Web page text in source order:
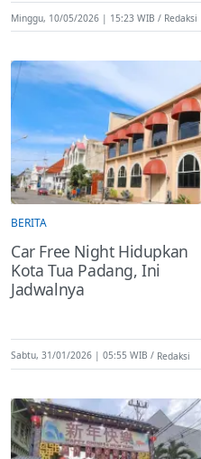
Minggu, 10/05/2026 | 15:23 WIB Redaksi
BERITA
Car Free Night Hidupkan
Kota Tua Padang, Ini
Jadwalnya
Sabtu, 31/01/2026 | 05:55 WIB Redaksi